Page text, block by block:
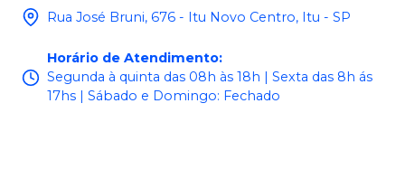
Rua José Bruni, 676 - Itu Novo Centro, Itu - SP
Horário de Atendimento:
Segunda à quinta das 08h às 18h | Sexta das 8h ás
17hs | Sábado e Domingo: Fechado